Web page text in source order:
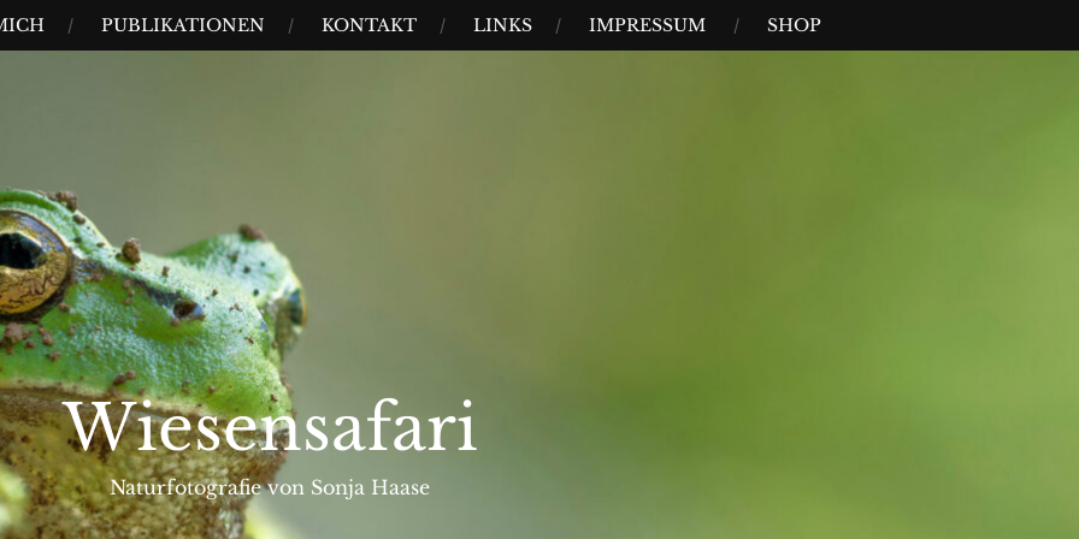
PUBLIKATIONEN KONTAKT LINKS IMPRESSUM SHOP
Wiesensafari
Naturfotografie von Sonja Haase